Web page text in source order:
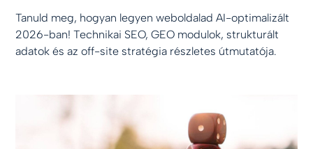
Tanuld meg, hogyan legyen weboldalad AI-optimalizált
2026-ban! Technikai SEO, GEO modulok, strukturált
adatok és az off-site stratégia részletes útmutatója.